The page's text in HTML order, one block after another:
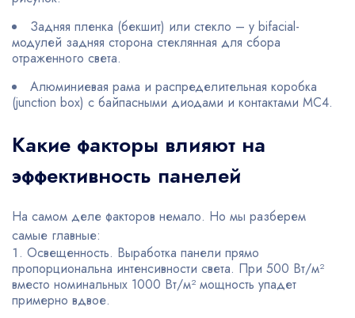
Задняя пленка (бекшит) или стекло – у bifacial-
модулей задняя сторона стеклянная для сбора
отраженного света.
Алюминиевая рама и распределительная коробка
(junction box) с байпасными диодами и контактами MC4.
Какие факторы влияют на
эффективность панелей
На самом деле факторов немало. Но мы разберем
самые главные:
Освещенность. Выработка панели прямо
пропорциональна интенсивности света. При 500 Вт/м²
вместо номинальных 1000 Вт/м² мощность упадет
примерно вдвое.